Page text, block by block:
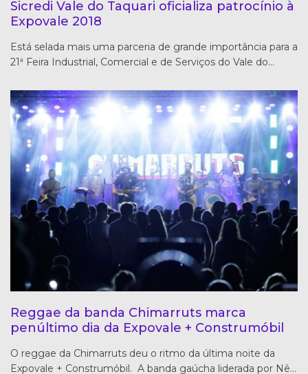
Sicredi Vale do Taquari oficializa patrocínio à
Expovale 2018
Está selada mais uma parceria de grande importância para a
21ª Feira Industrial, Comercial e de Serviços do Vale do…
Reggae da banda Chimarruts marca
penúltimo dia da Expovale + Construmóbil
O reggae da Chimarruts deu o ritmo da última noite da
Expovale + Construmóbil. A banda gaúcha liderada por Nê…